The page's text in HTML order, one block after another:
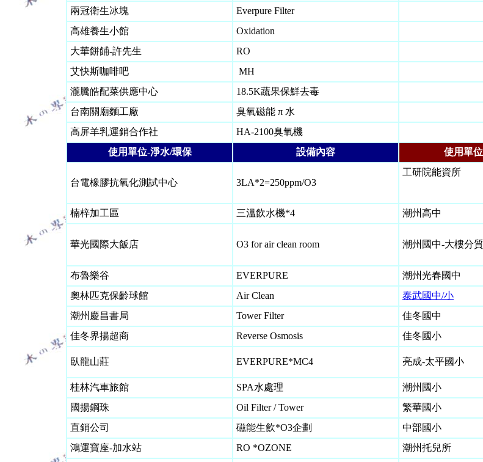
兩冠衛生冰塊
Everpure Filter
高雄養生小館
Oxidation
大華餅餔-許先生
RO
艾快斯咖啡吧
MH
瀧騰皓配菜供應中心
18.5K蔬果保鮮去毒
台南關廟麵工廠
臭氧磁能 π 水
高屏羊乳運銷合作社
HA-2100臭氧機
使用單位-淨水/環保
設備內容 使用單
台電橡膠抗氧化測試中心 3LA*2=250ppm/O3
工研院能資所
楠梓加工區 三溫飲水機*4 潮州高中
華光國際大飯店 O3 for air clean room 潮州國中-大樓分
布魯樂谷
EVERPURE 潮州光春國中
奧林匹克保齡球館
Air Clean 泰武國中/小
潮州慶昌書局
Tower Filter 佳冬國中
佳冬界揚超商
Reverse Osmosis 佳冬國小
臥龍山莊 EVERPURE*MC4 亮成-太平國小
桂林汽車旅館
SPA水處理 潮州國小
國揚鋼珠
Oil Filter / Tower 繁華國小
直銷公司
磁能生飲*O3企劃 中部國小
鴻運寶座-加水站
RO *OZONE 潮州托兒所